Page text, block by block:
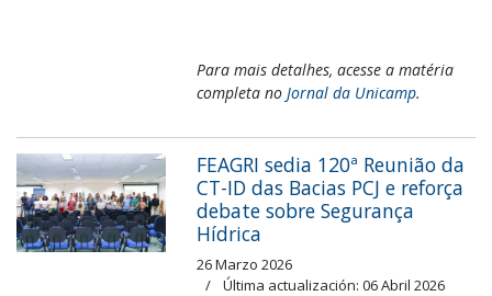
Para mais detalhes, acesse a matéria
completa no Jornal da Unicamp.
FEAGRI sedia 120ª Reunião da
CT-ID das Bacias PCJ e reforça
debate sobre Segurança
Hídrica
26 Marzo 2026
Última actualización: 06 Abril 2026